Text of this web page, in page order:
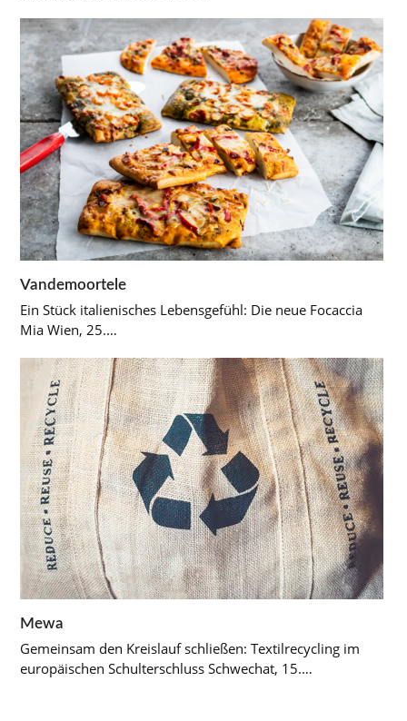
Vandemoortele
Ein Stück italienisches Lebensgefühl: Die neue Focaccia
Mia Wien, 25.…
Mewa
Gemeinsam den Kreislauf schließen: Textilrecycling im
europäischen Schulterschluss Schwechat, 15.…